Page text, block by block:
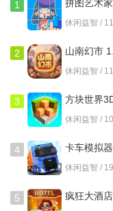
2、进入微观环境后
动方向，目标是接
3、屏幕下方的进度
钮。
毛、形成外壳或分裂
子的外观和特性。
5、每次成功进化后
1 拼图艺术
休闲益智 /
2 山南幻市
休闲益智 /
3
方块世界
安卓版
休闲益智 /
4
卡车模拟
卓版
休闲益智 /
5
疯狂大酒